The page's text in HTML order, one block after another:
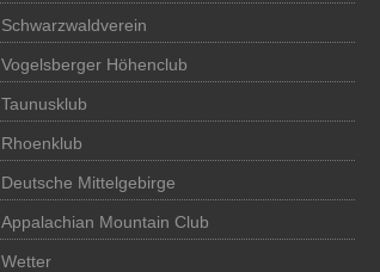
Schwarzwaldverein
Vogelsberger Höhenclub
Taunusklub
Rhoenklub
Deutsche Mittelgebirge
Appalachian Mountain Club
Wetter